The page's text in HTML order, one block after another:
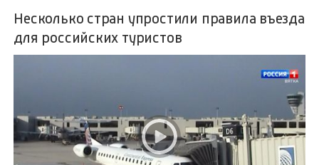
Несколько стран упростили правила въезда
для российских туристов